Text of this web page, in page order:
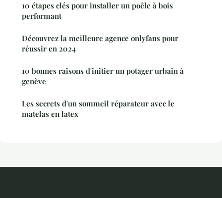
10 étapes clés pour installer un poêle à bois
performant
Découvrez la meilleure agence onlyfans pour
réussir en 2024
10 bonnes raisons d'initier un potager urbain à
genève
Les secrets d'un sommeil réparateur avec le
matelas en latex